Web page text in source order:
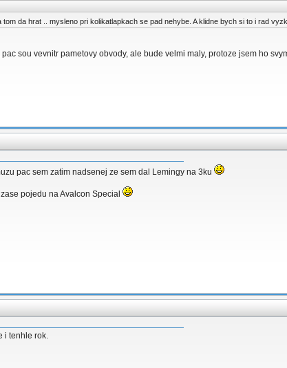
da hrat .. mysleno pri kolikatlapkach se pad nehybe. A klidne bych si to i rad
sou vevnitr pametovy obvody, ale bude velmi maly, protoze jsem ho
pac sem zatim nadsenej ze sem dal Lemingy na 3ku
pojedu na Avalcon Special
i tenhle rok.